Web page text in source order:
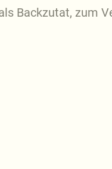
Backzutat, zum